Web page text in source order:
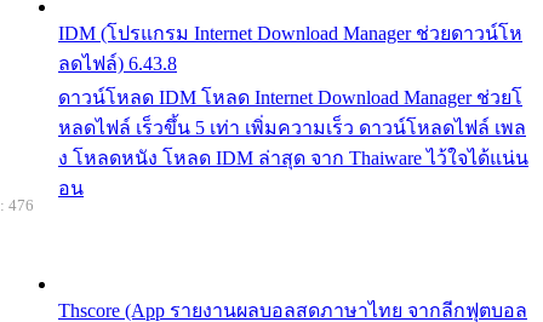
IDM (โปรแกรม Internet Download Manager ช่วยดาวน์โห
ลดไฟล์) 6.43.8
ดาวน์โหลด IDM โหลด Internet Download Manager ช่วยโ
หลดไฟล์ เร็วขึ้น 5 เท่า เพิ่มความเร็ว ดาวน์โหลดไฟล์ เพล
ง โหลดหนัง โหลด IDM ล่าสุด จาก Thaiware ไว้ใจได้แน่น
อน
Thscore (App รายงานผลบอลสดภาษาไทย จากลีกฟุตบอล
476